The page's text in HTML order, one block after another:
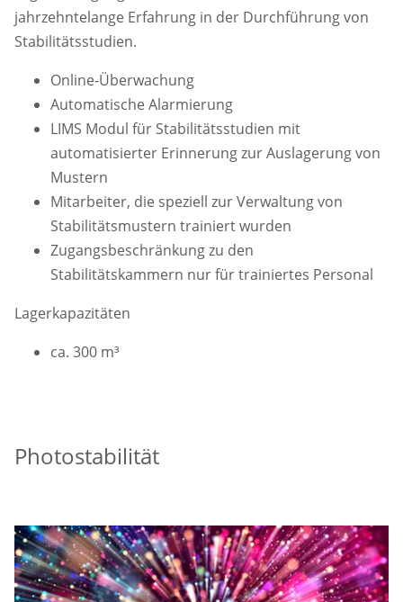
jahrzehntelange Erfahrung in der Durchführung von
Stabilitätsstudien.
Online-Überwachung
Automatische Alarmierung
LIMS Modul für Stabilitätsstudien mit
automatisierter Erinnerung zur Auslagerung von
Mustern
Mitarbeiter, die speziell zur Verwaltung von
Stabilitätsmustern trainiert wurden
Zugangsbeschränkung zu den
Stabilitätskammern nur für trainiertes Personal
Lagerkapazitäten
ca. 300 m³
Photostabilität